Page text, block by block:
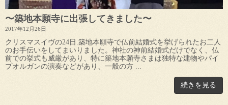
〜築地本願寺に出張してきました〜
2017年12月26日
クリスマスイヴの24日.築地本願寺で仏前結婚式を挙げられたお二人
のお手伝いをしてまいりました。神社の神前結婚式だけでなく、仏
前での挙式も威厳があり、特に築地本願寺さまは独特な建物やパイ
プオルガンの演奏などがあり、一般の方 ...
続きを見る